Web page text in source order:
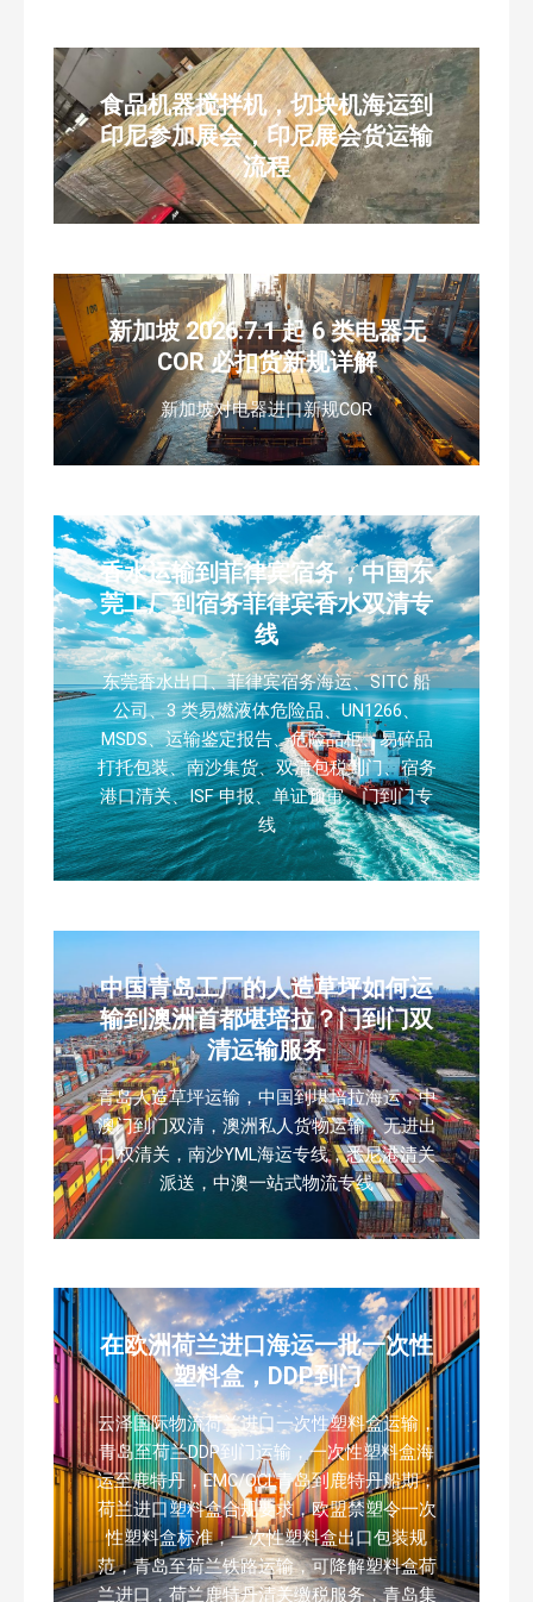
食品机器搅拌机，切块机海运到
印尼参加展会，印尼展会货运输
流程
新加坡 2026.7.1 起 6 类电器无
COR 必扣货新规详解
新加坡对电器进口新规COR
香水运输到菲律宾宿务，中国东
莞工厂到宿务菲律宾香水双清专
线
东莞香水出口、菲律宾宿务海运、SITC 船
公司、3 类易燃液体危险品、UN1266、
MSDS、运输鉴定报告、危险品柜、易碎品
打托包装、南沙集货、双清包税到门、宿务
港口清关、ISF 申报、单证预审、门到门专
线
中国青岛工厂的人造草坪如何运
输到澳洲首都堪培拉？门到门双
清运输服务
青岛人造草坪运输，中国到堪培拉海运，中
澳门到门双清，澳洲私人货物运输，无进出
口权清关，南沙YML海运专线，悉尼港清关
派送，中澳一站式物流专线
在欧洲荷兰进口海运一批一次性
塑料盒，DDP到门
云泽国际物流荷兰进口一次性塑料盒运输，
青岛至荷兰DDP到门运输，一次性塑料盒海
运至鹿特丹，EMC/OCL青岛到鹿特丹船期，
荷兰进口塑料盒合规要求，欧盟禁塑令一次
性塑料盒标准，一次性塑料盒出口包装规
范，青岛至荷兰铁路运输，可降解塑料盒荷
兰进口，荷兰鹿特丹清关缴税服务，青岛集